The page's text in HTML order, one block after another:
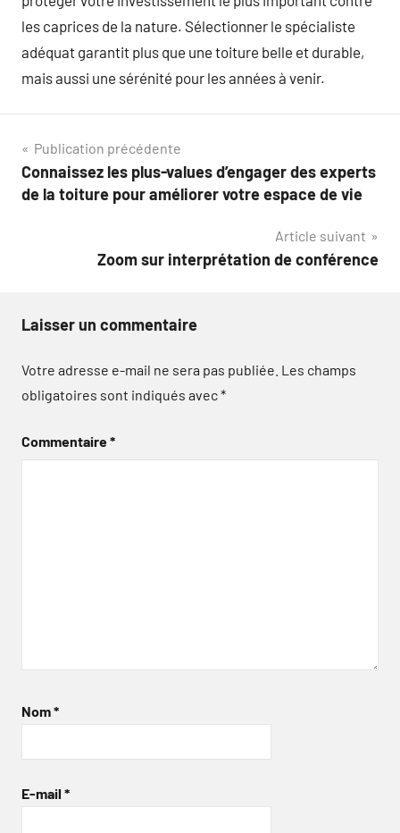
les caprices de la nature. Sélectionner le spécialiste
adéquat garantit plus que une toiture belle et durable,
mais aussi une sérénité pour les années à venir.
Navigation
de
Publication précédente
Connaissez les plus-values d’engager des experts
de la toiture pour améliorer votre espace de vie
Article suivant
Zoom sur interprétation de conférence
Laisser un commentaire
Votre adresse e-mail ne sera pas publiée. Les champs
obligatoires sont indiqués avec*
Commentaire*
Nom*
E-mail *